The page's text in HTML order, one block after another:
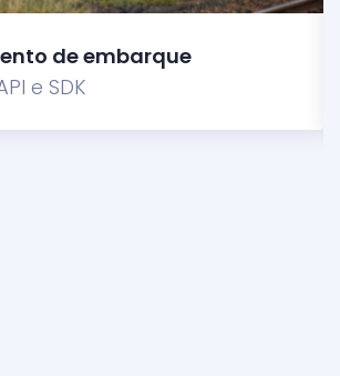
de embarque
e SDK